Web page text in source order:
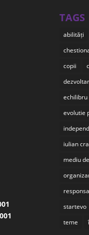
TAGS
abilități
copii
echilibru
evolutie
iulian
mediu
startevo
teme